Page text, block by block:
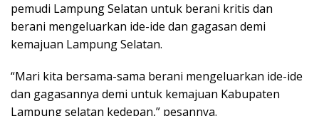
pemudi Lampung Selatan untuk berani kritis dan
berani mengeluarkan ide-ide dan gagasan demi
kemajuan Lampung Selatan.
“Mari kita bersama-sama berani mengeluarkan ide-ide
dan gagasannya demi untuk kemajuan Kabupaten
Lampung selatan kedepan,” pesannya.